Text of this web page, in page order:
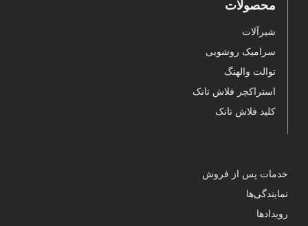
خدمات پس از فروش
نمایندگی‌ها
رویدادها
محصولات
شیرآلات
سرامیک روشویی
توالت والهنگ
استراکچر فلاش تانک
کلید فلاش تانک